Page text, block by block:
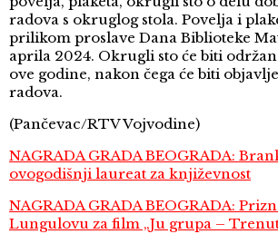
radova s okruglog stola. Povelja i
prilikom proslave Dana Biblioteke
aprila 2024. Okrugli sto će biti
ove godine, nakon čega će biti
radova.
(Pančevac/RTV Vojvodine)
NAGRADA GRADA BEOGRADA:
ovogodišnji laureat za književnost
NAGRADA GRADA BEOGRADA:
Lungulovu za film „Ju grupa –